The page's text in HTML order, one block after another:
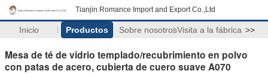
Tianjin Romance Import and Export Co.,Ltd
Inicio Productos Sobre nosotrosVisita a la fábrica >>
Mesa de té de vidrio templado/recubrimiento en polvo
con patas de acero, cubierta de cuero suave A070